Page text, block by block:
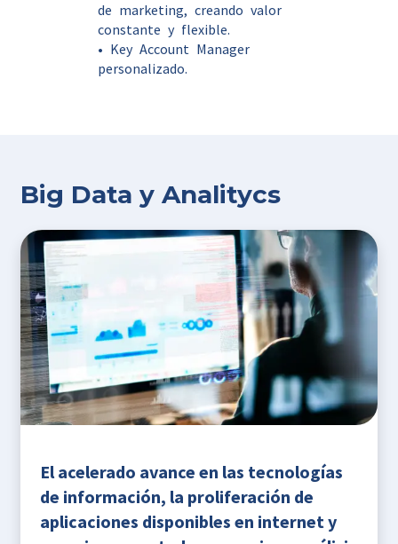
de marketing, creando valor
constante y flexible.
• Key Account Manager
personalizado.
Big Data y Analitycs
El acelerado avance en las tecnologías
de información, la proliferación de
aplicaciones disponibles en internet y